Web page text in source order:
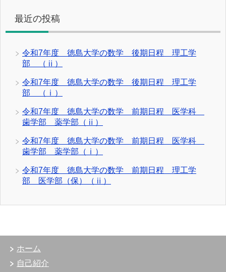
最近の投稿
令和7年度 徳島大学の数学 後期日程 理工学
部 （ⅱ）
令和7年度 徳島大学の数学 後期日程 理工学
部 （ⅰ）
令和7年度 徳島大学の数学 前期日程 医学科
歯学部 薬学部（ⅱ）
令和7年度 徳島大学の数学 前期日程 医学科
歯学部 薬学部（ⅰ）
令和7年度 徳島大学の数学 前期日程 理工学
部 医学部（保）（ⅱ）
ホーム
自己紹介